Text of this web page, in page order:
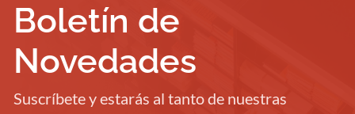
Boletín de
Novedades
Suscríbete y estarás al tanto de nuestras